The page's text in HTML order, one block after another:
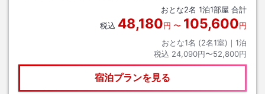
おとな2名 1泊1部屋 合計
税込 48,180円 〜 105,600円
おとな1名 (2名1室)｜ 1泊
税込 24,090円〜52,800円
宿泊プランを見る